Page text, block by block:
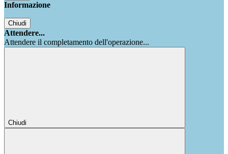
Informazione
Chiudi
Attendere...
Attendere il completamento dell'operazione...
Chiudi